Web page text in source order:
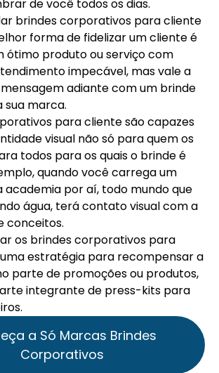
de você todos os dias.
brindes corporativos para cliente
forma de fidelizar um cliente é
ótimo produto ou serviço com
impecável, mas vale a
adiante com um brinde
sua marca.
para cliente são capazes
visual não só para quem os
todos para os quais o brinde é
quando você carrega um
academia por aí, todo mundo que
água, terá contato visual com a
conceitos.
os brindes corporativos para
estratégia para recompensar a
parte de promoções ou produtos,
integrante de press-kits para
a Só Marcas Brindes
Corporativos